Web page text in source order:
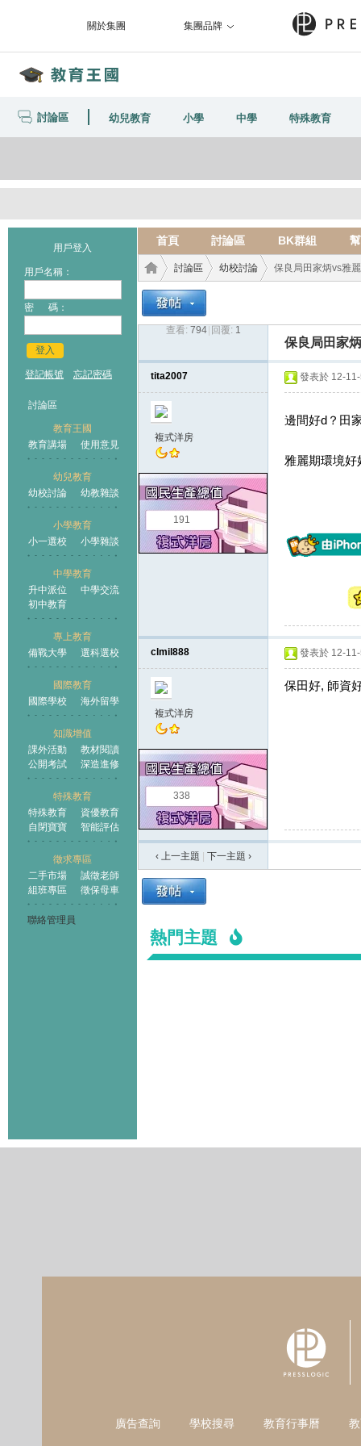
關於集團 集團品牌
討論區 幼兒教育 小學 中學 特殊教育
用戶登入
用戶名稱：
密 碼：
登入
登記帳號 忘記密碼
討論區
教育王國
教育講場
使用意見
幼兒教育
幼校討論
幼教雜談
小學教育
小一選校
小學雜談
中學教育
升中派位
中學交流
初中教育
專上教育
備戰大學
選科選校
國際教育
國際學校
海外留學
知識增值
課外活動
教材閱讀
公開考試
深造進修
特殊教育
特殊教育
資優教育
自閉寶寶
智能評估
徵求專區
二手市場
誠徵老師
組班專區
徵保母車
聯絡管理員
首頁 討論區 BK群組
王國
討論區
›
幼校討論 保良局田家炳vs雅
查看: 794 回覆: 1
保良局田家
tita2007
複式洋房
191
發表於 12-
邊間好d？田
雅麗期環境
clmil888
複式洋房
338
發表於 12-
保田好, 師資
‹ 上一主題 下一主題 ›
熱門主題
廣告查詢 學校搜尋 教育行事曆